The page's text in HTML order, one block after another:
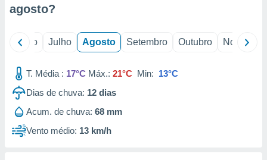
de
agosto?
Junho Julho Agosto Setembro Outubro Novembro
T. Média : 17°C Máx.: 21°C Min: 13°C
Dias de chuva: 12 dias
Acum. de chuva: 68 mm
Vento médio: 13 km/h